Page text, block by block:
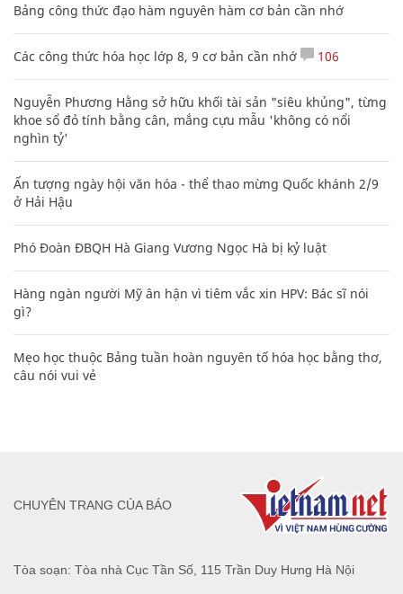
Bảng công thức đạo hàm nguyên hàm cơ bản cần nhớ
Các công thức hóa học lớp 8, 9 cơ bản cần nhớ 106
Nguyễn Phương Hằng sở hữu khối tài sản "siêu khủng", từng
khoe sổ đỏ tính bằng cân, mắng cựu mẫu 'không có nổi
nghìn tỷ'
Ấn tượng ngày hội văn hóa - thể thao mừng Quốc khánh 2/9
ở Hải Hậu
Phó Đoàn ĐBQH Hà Giang Vương Ngọc Hà bị kỷ luật
Hàng ngàn người Mỹ ân hận vì tiêm vắc xin HPV: Bác sĩ nói
gì?
Mẹo học thuộc Bảng tuần hoàn nguyên tố hóa học bằng thơ,
câu nói vui vẻ
Tòa soạn: Tòa nhà Cục Tần Số, 115 Trần Duy Hưng Hà Nội
CHUYÊN TRANG CỦA BÁO